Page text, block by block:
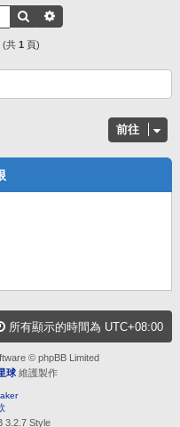
搜尋
(共 1 頁)
前往
所有顯示的時間為 UTC+08:00
© phpBB Limited
球維護製作
3.2.7 Style